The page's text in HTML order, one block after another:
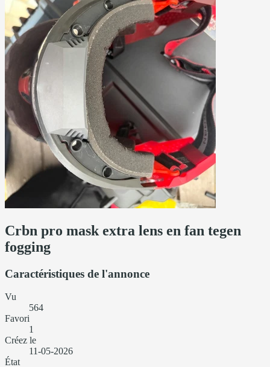
Crbn pro mask extra lens en fan tegen
fogging
Caractéristiques de l'annonce
Vu
564
Favori
1
Créez le
11-05-2026
État